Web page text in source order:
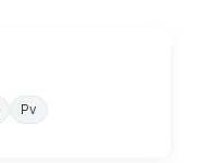
Pv